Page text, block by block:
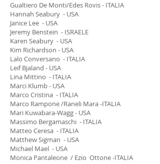
Gualtiero De Monti/Edes Rovis - ITALIA
Hannah Seabury - USA
Janice Lee - USA
Jeremy Benstein - ISRAELE
Karen Seabury - USA
Kim Richardson - USA
Lalo Conversano - ITALIA
Leif Bjaland - USA
Lina Mittino - ITALIA
Marci Klumb - USA
Marco Cristina - ITALIA
Marco Rampone /Raneli Mara -ITALIA
Mari Kuwabara-Wagg - USA
Massimo Bergamaschi - ITALIA
Matteo Ceresa - ITALIA
Matthew Sigman - USA
Michael Mael - USA
Monica Pantaleone / Ezio Ottone -ITALIA